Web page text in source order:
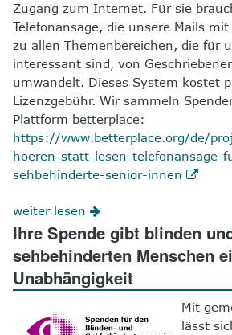
Zugang zum Internet. Für sie
Telefonansage, die unsere Mails
zu allen Themenbereichen, die für
interessant sind, von
umwandelt. Dieses System kostet
Lizenzgebühr. Wir sammeln
Plattform betterplace:
https://www.betterplace.org/de/
hoeren-statt-lesen-telefonansage-
sehbehinderte-senior-innen
weiter lesen
Ihre Spende gibt blinden
sehbehinderten Menschen
Unabhängigkeit
Mit
lässt